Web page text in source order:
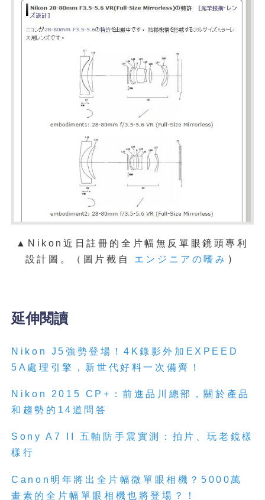
▲Nikon近日註冊的全片幅無反單眼鏡頭專利
設計圖。（圖片截自 エンジニアの嗜み ）
延伸閱讀
Nikon J5強勢登場！4K錄影外加EXPEED
5A處理引擎，新世代好料一次備齊！
Nikon 2015 CP+：前進品川總部，關於產品
和趨勢的14道問答
Sony A7 II 五軸防手震實測：拍片、玩老鏡樣
樣行
Canon明年將出全片幅微單眼相機？5000萬
畫素的全片幅單眼相機也將登場？！